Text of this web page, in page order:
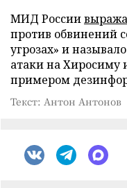
МИД России
против обвинений
угрозах» и
атаки на Хиросиму
примером
Текст: Антон Антонов